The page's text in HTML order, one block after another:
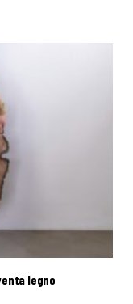
legno